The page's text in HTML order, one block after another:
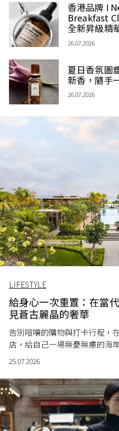
香港品牌 I
Breakfast
全新昇級精
26.07.2026
夏日香氛圖
新香，隨手
26.07.2026
LIFESTYLE
給身心一次重置：在當
見蒼古麗晶的奢華
告別喧嚷的購物與打卡行程，
店，給自己一場無憂無慮的海
25.07.2026